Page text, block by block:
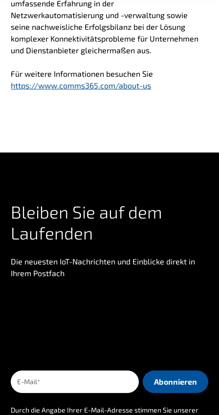
umfassende Erfahrung in der
Netzwerkautomatisierung und -verwaltung sowie
seine nachweisliche Erfolgsbilanz bei der Lösung
komplexer Konnektivitätsprobleme für Unternehmen
und Dienstanbieter gleichermaßen aus.
Für weitere Informationen besuchen Sie
https://www.comms365.com/about-us
Bleiben Sie auf dem
Laufenden
Die neuesten IoT-Nachrichten und Einblicke direkt in
Ihrem Postfach
Durch die Angabe Ihrer E-Mail-Adresse stimmen Sie unserer